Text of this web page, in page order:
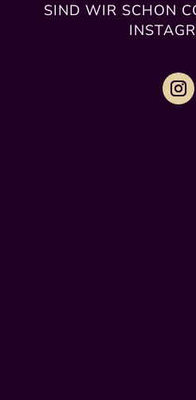
SIND WIR SCHON